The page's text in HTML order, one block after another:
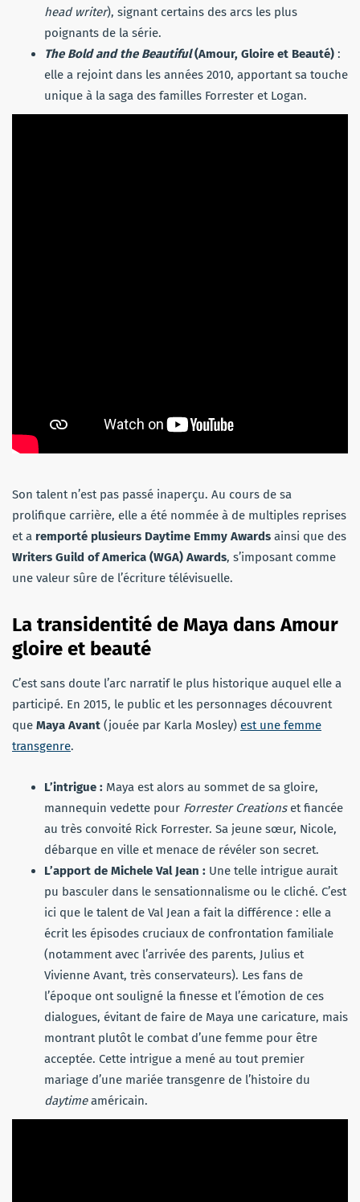
head writer), signant certains des arcs les plus
poignants de la série.
The Bold and the Beautiful(Amour, Gloire et Beauté) :
elle a rejoint dans les années 2010, apportant sa touche
unique à la saga des familles Forrester et Logan.
Son talent n’est pas passé inaperçu. Au cours de sa
prolifique carrière, elle a été nommée à de multiples reprises
et a remporté plusieurs Daytime Emmy Awards ainsi que des
Writers Guild of America (WGA) Awards, s’imposant comme
une valeur sûre de l’écriture télévisuelle.
La transidentité de Maya dans Amour
gloire et beauté
C’est sans doute l’arc narratif le plus historique auquel elle a
participé. En 2015, le public et les personnages découvrent
que Maya Avant (jouée par Karla Mosley) est une femme
transgenre.
L’intrigue : Maya est alors au sommet de sa gloire,
mannequin vedette pour Forrester Creationset fiancée
au très convoité Rick Forrester. Sa jeune sœur, Nicole,
débarque en ville et menace de révéler son secret.
L’apport de Michele Val Jean : Une telle intrigue aurait
pu basculer dans le sensationnalisme ou le cliché. C’est
ici que le talent de Val Jean a fait la différence : elle a
écrit les épisodes cruciaux de confrontation familiale
(notamment avec l’arrivée des parents, Julius et
Vivienne Avant, très conservateurs). Les fans de
l’époque ont souligné la finesse et l’émotion de ces
dialogues, évitant de faire de Maya une caricature, mais
montrant plutôt le combat d’une femme pour être
acceptée. Cette intrigue a mené au tout premier
mariage d’une mariée transgenre de l’histoire du
daytimeaméricain.